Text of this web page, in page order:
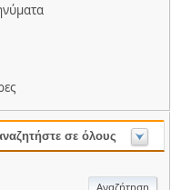
σε όλους